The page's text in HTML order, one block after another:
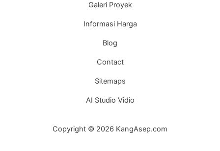
Galeri Proyek
Informasi Harga
Blog
Contact
Sitemaps
AI Studio Vidio
Copyright © 2026 KangAsep.com